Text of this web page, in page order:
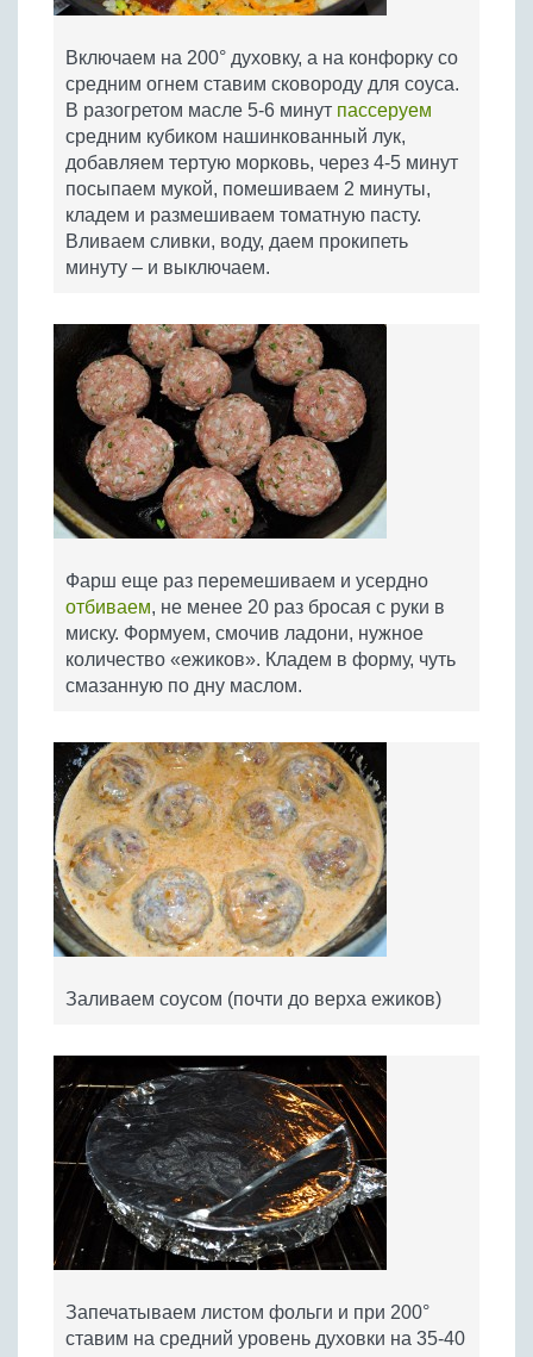
Включаем на 200° духовку, а на конфорку со
средним огнем ставим сковороду для соуса.
В разогретом масле 5-6 минут пассеруем
средним кубиком нашинкованный лук,
добавляем тертую морковь, через 4-5 минут
посыпаем мукой, помешиваем 2 минуты,
кладем и размешиваем томатную пасту.
Вливаем сливки, воду, даем прокипеть
минуту – и выключаем.
Фарш еще раз перемешиваем и усердно
отбиваем, не менее 20 раз бросая с руки в
миску. Формуем, смочив ладони, нужное
количество «ежиков». Кладем в форму, чуть
смазанную по дну маслом.
Заливаем соусом (почти до верха ежиков)
Запечатываем листом фольги и при 200°
ставим на средний уровень духовки на 35-40